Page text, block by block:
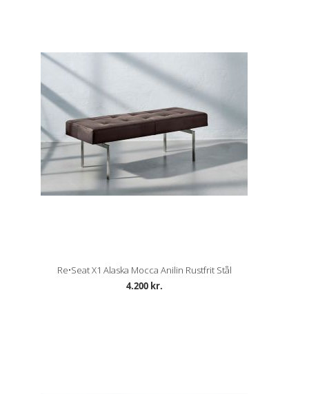
Re•Seat X1 Alaska Mocca Anilin Rustfrit Stål
4.200 kr.